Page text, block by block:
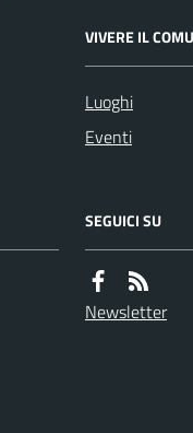
VIVERE IL
Luoghi
Eventi
SEGUICI SU
Newsletter